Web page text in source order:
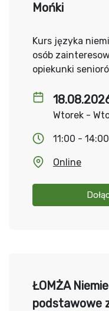
Wtorek -
11:00 - 14:00
Online
Mońki
Kurs języka
osób
opiekunki
ŁOMŻA
podstawowe